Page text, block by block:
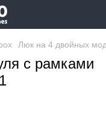
Люк на 4 двойных
с рамками